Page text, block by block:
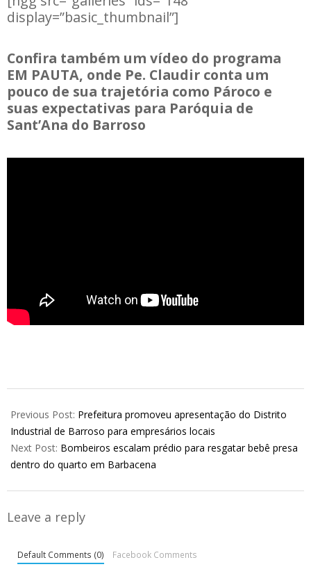
display=”basic_thumbnail”]
Confira também um vídeo do programa
EM PAUTA, onde Pe. Claudir conta um
pouco de sua trajetória como Pároco e
suas expectativas para Paróquia de
Sant’Ana do Barroso
07-
04
Previous Post: Prefeitura promoveu apresentação do Distrito
Industrial de Barroso para empresários locais
Next Post: Bombeiros escalam prédio para resgatar bebê presa
dentro do quarto em Barbacena
Leave a reply
Default Comments (0) Facebook Comments